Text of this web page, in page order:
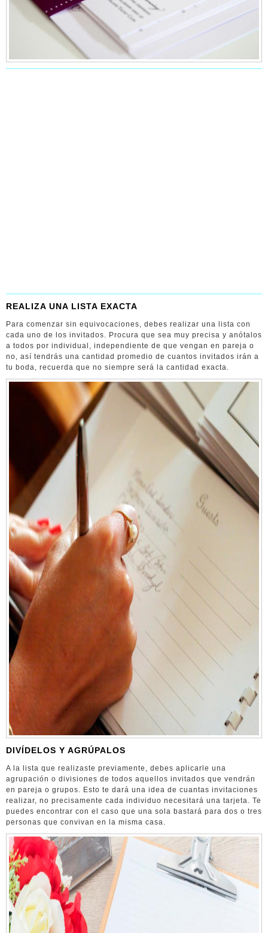
REALIZA UNA LISTA EXACTA
Para comenzar sin equivocaciones, debes realizar una lista con
cada uno de los invitados. Procura que sea muy precisa y anótalos
a todos por individual, independiente de que vengan en pareja o
no, así tendrás una cantidad promedio de cuantos invitados irán a
tu boda, recuerda que no siempre será la cantidad exacta.
DIVÍDELOS Y AGRÚPALOS
A la lista que realizaste previamente, debes aplicarle una
agrupación o divisiones de todos aquellos invitados que vendrán
en pareja o grupos. Esto te dará una idea de cuantas invitaciones
realizar, no precisamente cada individuo necesitará una tarjeta. Te
puedes encontrar con el caso que una sola bastará para dos o tres
personas que convivan en la misma casa.